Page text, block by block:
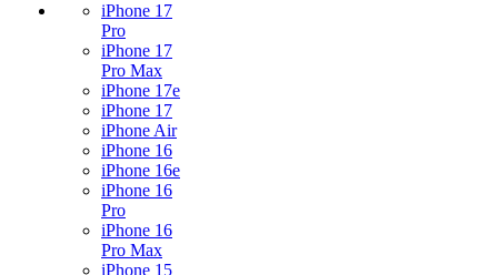
iPhone 17
Pro
iPhone 17
Pro Max
iPhone 17e
iPhone 17
iPhone Air
iPhone 16
iPhone 16e
iPhone 16
Pro
iPhone 16
Pro Max
iPhone 15